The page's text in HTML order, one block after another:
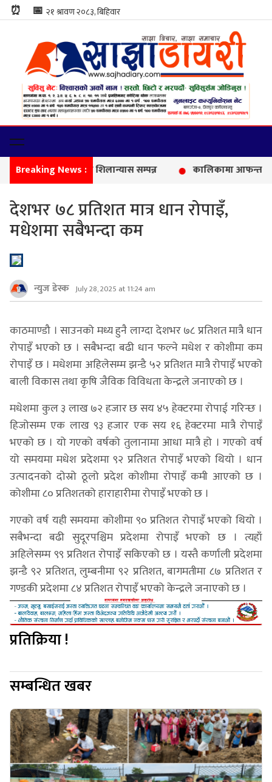
⏰ 📅
Breaking News :
देशभर ७८ प्रतिशत मात्र धान रोपाइँ,
मधेशमा सबैभन्दा कम
न्युज डेस्क July 28, 2025 at 11:24 am
काठमाण्डौ । साउनको मध्य हुनै लाग्दा देशभर ७८ प्रतिशत मात्रै धान
रोपाइँ भएको छ । सबैभन्दा बढी धान फल्ने मधेश र कोशीमा कम
रोपाइँ छ । मधेशमा अहिलेसम्म झन्डै ५२ प्रतिशत मात्रै रोपाइँ भएको
बाली विकास तथा कृषि जैविक विविधता केन्द्रले जनाएको छ ।
मधेशमा कुल ३ लाख ७२ हजार छ सय ४५ हेक्टरमा रोपाई गरिन्छ ।
हिजोसम्म एक लाख ९३ हजार एक सय १६ हेक्टरमा मात्रै रोपाइँ
भएको छ । यो गएको वर्षको तुलानामा आधा मात्रै हो । गएको वर्ष
यो समयमा मधेश प्रदेशमा ९२ प्रतिशत रोपाइँ भएको थियो । धान
उत्पादनको दोस्रो ठूलो प्रदेश कोशीमा रोपाइँ कमी आएको छ ।
कोशीमा ८० प्रतिशतको हाराहारीमा रोपाइँ भएको छ ।
गएको वर्ष यही समयमा कोशीमा ९० प्रतिशत रोपाइँ भएको थियो ।
सबैभन्दा बढी सुदूरपश्चिम प्रदेशमा रोपाइँ भएको छ । त्यहाँ
अहिलेसम्म ९९ प्रतिशत रोपाइँ सकिएको छ । यस्तै कर्णाली प्रदेशमा
झन्डै ९२ प्रतिशत, लुम्बनीमा ९२ प्रतिशत, बागमतीमा ८७ प्रतिशत र
गण्डकी प्रदेशमा ८४ प्रतिशत रोपाइँ भएको केन्द्रले जनाएको छ ।
प्रतिक्रिया !
सम्बन्धित खबर